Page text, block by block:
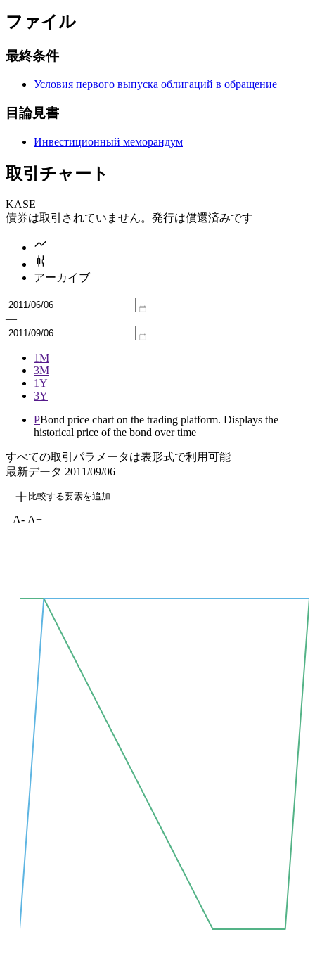
ファイル
最終条件
Условия первого выпуска облигаций в обращение
目論見書
Инвестиционный меморандум
取引チャート
KASE
債券は取引されていません。発行は償還済みです
アーカイブ
—
1M
3M
1Y
3Y
PBond price chart on the trading platform. Displays the
historical price of the bond over time
すべての取引パラメータは表形式で利用可能
最新データ 2011/09/06
比較する要素を追加